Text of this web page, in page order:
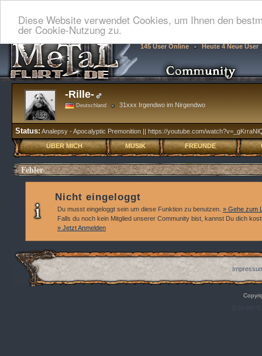
Diese Website verwendet Cookies, um Ihnen den
der Cookie-Nutzung zu.
145 User Online Heute 4 Neue User
-Rille-
Deutschland 31xxx Irgendwo im Nirgendwo
Status:Analepsy - Apocalyptic Premonition || https://youtube.com/
ÜBER MICH MUSIK FREUNDE
Fehler
Nicht eingeloggt
Du musst eingeloggt sein um diese Funktion zu benutzen. » Gehe zum
Falls du noch kein Mitglied unserer Community bist, kannst Du dich
» Jetzt Anmelden